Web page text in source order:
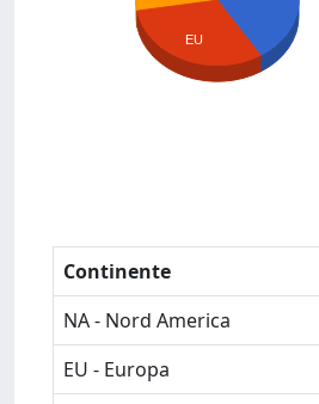
EU
Continente
NA - Nord America
EU - Europa